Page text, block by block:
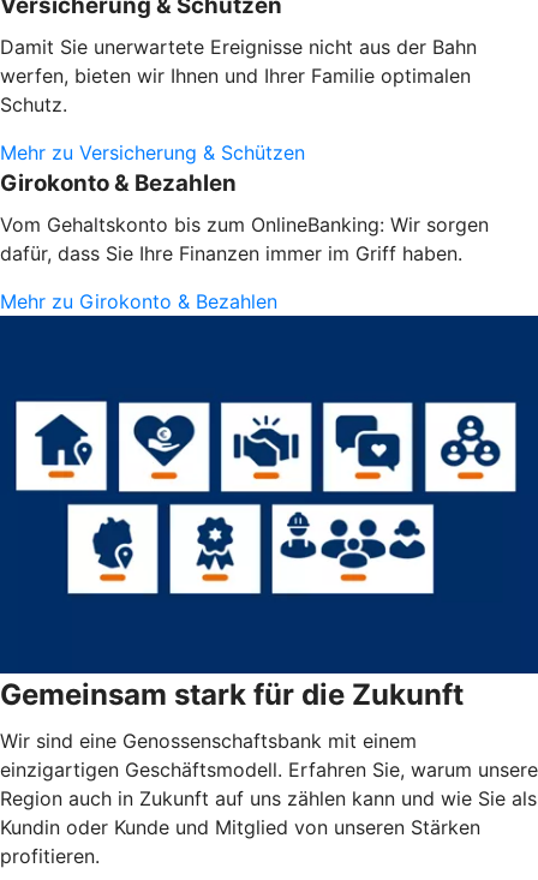
Damit Sie unerwartete Ereignisse nicht aus der Bahn
werfen, bieten wir Ihnen und Ihrer Familie optimalen
Schutz.
Mehr zu Versicherung & Schützen
Girokonto & Bezahlen
Vom Gehaltskonto bis zum OnlineBanking: Wir sorgen
dafür, dass Sie Ihre Finanzen immer im Griff haben.
Mehr zu Girokonto & Bezahlen
Gemeinsam stark für die Zukunft
Wir sind eine Genossenschaftsbank mit einem
einzigartigen Geschäftsmodell. Erfahren Sie, warum unsere
Region auch in Zukunft auf uns zählen kann und wie Sie als
Kundin oder Kunde und Mitglied von unseren Stärken
profitieren.